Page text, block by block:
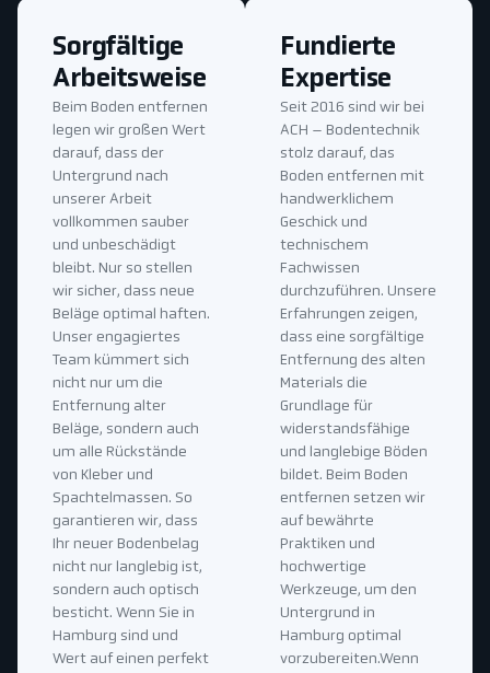
Fundierte
Expertise
Seit 2016 sind wir bei
ACH – Bodentechnik
stolz darauf, das
Boden entfernen mit
handwerklichem
Geschick und
technischem
Fachwissen
durchzuführen. Unsere
Erfahrungen zeigen,
dass eine sorgfältige
Entfernung des alten
Materials die
Grundlage für
widerstandsfähige
und langlebige Böden
bildet. Beim Boden
entfernen setzen wir
auf bewährte
Praktiken und
hochwertige
Werkzeuge, um den
Untergrund in
Hamburg optimal
vorzubereiten.Wenn
Sorgfältige
Arbeitsweise
Beim Boden entfernen
legen wir großen Wert
darauf, dass der
Untergrund nach
unserer Arbeit
vollkommen sauber
und unbeschädigt
bleibt. Nur so stellen
wir sicher, dass neue
Beläge optimal haften.
Unser engagiertes
Team kümmert sich
nicht nur um die
Entfernung alter
Beläge, sondern auch
um alle Rückstände
von Kleber und
Spachtelmassen. So
garantieren wir, dass
Ihr neuer Bodenbelag
nicht nur langlebig ist,
sondern auch optisch
besticht. Wenn Sie in
Hamburg sind und
Wert auf einen perfekt